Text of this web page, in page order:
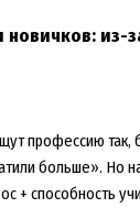
из-
профессию так,
больше». Но
+ способность